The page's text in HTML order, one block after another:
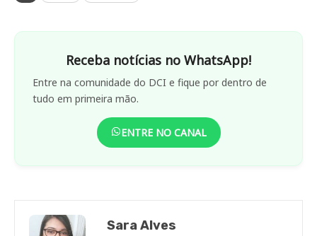
Receba notícias no WhatsApp!
Entre na comunidade do DCI e fique por dentro de
tudo em primeira mão.
ENTRE NO CANAL
Sara Alves